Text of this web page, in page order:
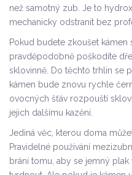
než samotný zub. Je to
mechanicky odstranit bez
Pokud budete zkoušet
pravděpodobně poškodíte
sklovinně. Do těchto trhlin se
kámen bude znovu rychle
ovocných šťáv rozpouští
jejich dalšímu kazění.
Jediná věc, kterou doma
Pravidelné používání
brání tomu, aby se jemný